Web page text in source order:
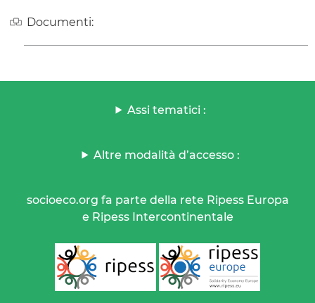
Documenti:
Assi tematici :
Altre modalità d’accesso :
socioeco.org fa parte della rete Ripess Europa
e Ripess Intercontinentale